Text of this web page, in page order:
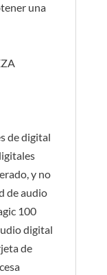
una
de digital
y no
de audio
100
digital
de